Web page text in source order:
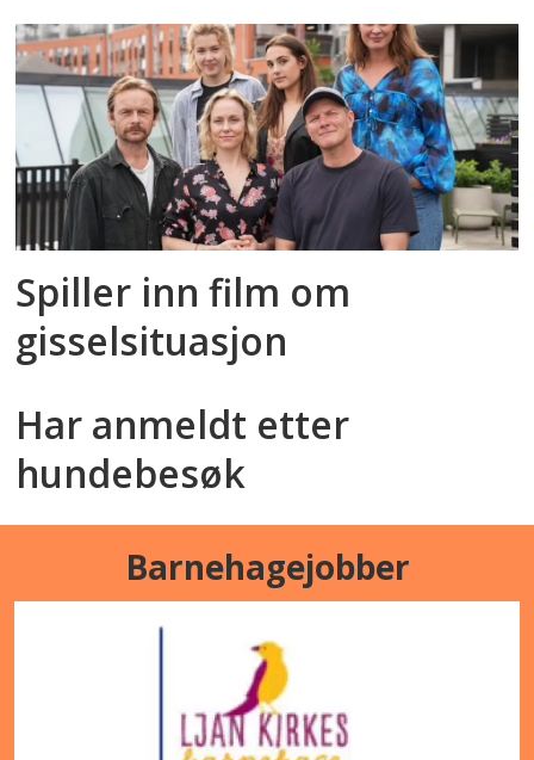
Spiller inn film om
gisselsituasjon
Har anmeldt etter
hundebesøk
Barnehagejobber